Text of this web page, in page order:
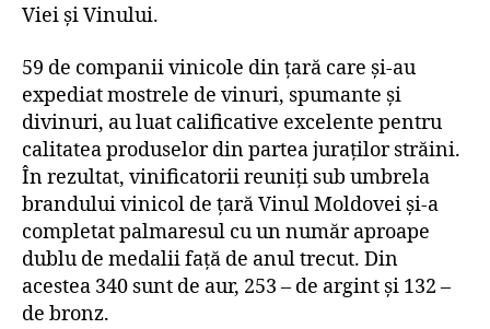
Viei și Vinului.
59 de companii vinicole din țară care și-au
expediat mostrele de vinuri, spumante și
divinuri, au luat calificative excelente pentru
calitatea produselor din partea juraților străini.
În rezultat, vinificatorii reuniți sub umbrela
brandului vinicol de țară Vinul Moldovei și-a
completat palmaresul cu un număr aproape
dublu de medalii față de anul trecut. Din
acestea 340 sunt de aur, 253 – de argint și 132 –
de bronz.